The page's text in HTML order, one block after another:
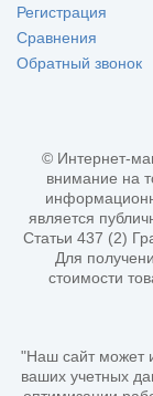
Регистрация
Сравнения
Обратный звонок
© Интернет-
внимание на
является
Статьи 437 (2)
Для
стоимости
"Наш сайт может
ваших учетных